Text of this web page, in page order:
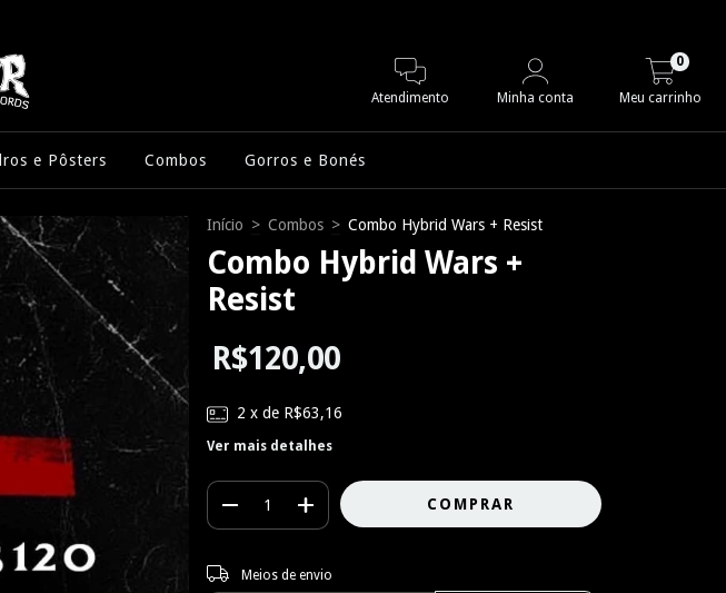
Atendimento Minha conta Meu carrinho
0
e Pôsters Combos Gorros e Bonés
Início > Combos > Combo Hybrid Wars + Resist
Combo Hybrid Wars +
Resist
R$120,00
2 x de R$63,16
Ver mais detalhes
Entregas para o CEP:
Meios de envio